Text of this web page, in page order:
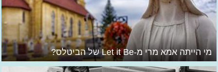
מי הייתה אמא מרי מ-Let it Be של הביטלס?